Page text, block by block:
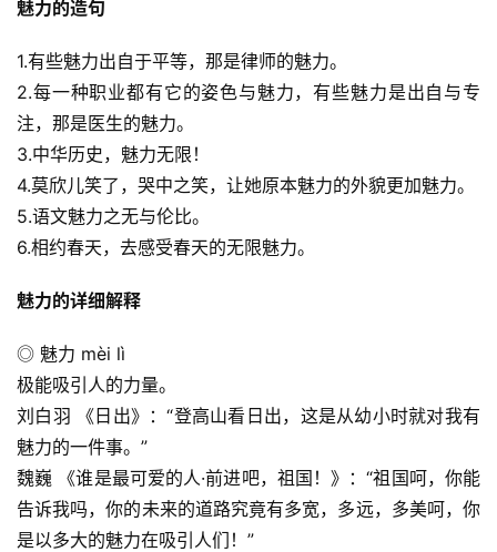
魅力的造句
1.有些魅力出自于平等，那是律师的魅力。
2.每一种职业都有它的姿色与魅力，有些魅力是出自与专
注，那是医生的魅力。
3.中华历史，魅力无限！
4.莫欣儿笑了，哭中之笑，让她原本魅力的外貌更加魅力。
5.语文魅力之无与伦比。
6.相约春天，去感受春天的无限魅力。
魅力的详细解释
◎ 魅力 mèi lì
极能吸引人的力量。
刘白羽 《日出》：“登高山看日出，这是从幼小时就对我有
魅力的一件事。”
魏巍 《谁是最可爱的人·前进吧，祖国！》：“祖国呵，你能
告诉我吗，你的未来的道路究竟有多宽，多远，多美呵，你
是以多大的魅力在吸引人们！”